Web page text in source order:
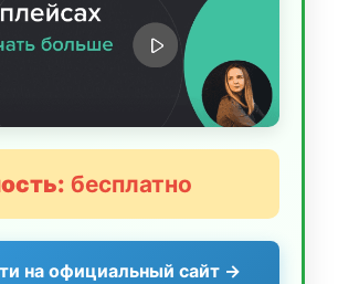
бесплатно
на официальный сайт →